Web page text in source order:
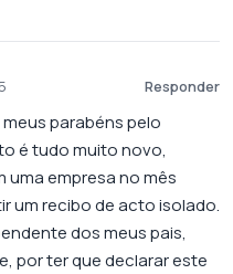
Responder
parabéns pelo
é tudo muito novo,
empresa no mês
um recibo de acto isolado.
dos meus pais,
por ter que declarar este